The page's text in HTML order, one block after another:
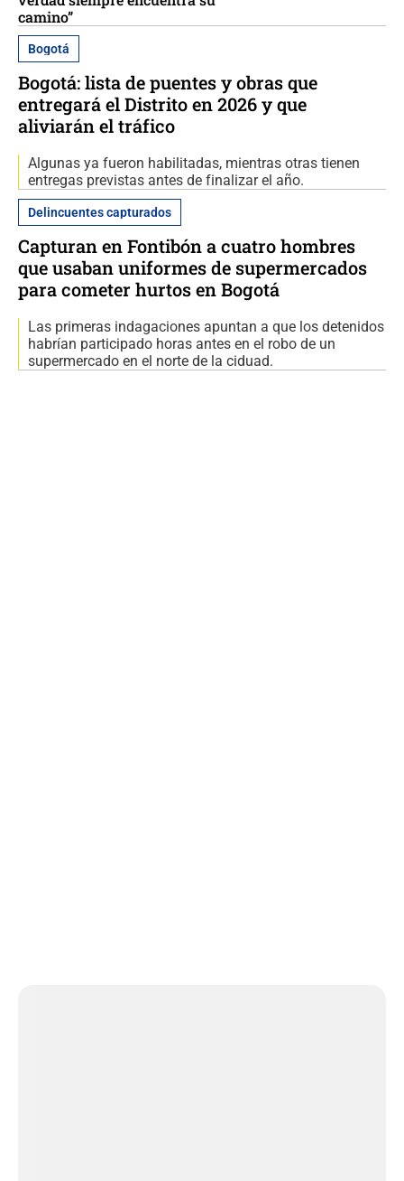
camino”
Bogotá
Bogotá: lista de puentes y obras que
entregará el Distrito en 2026 y que
aliviarán el tráfico
Algunas ya fueron habilitadas, mientras otras tienen
entregas previstas antes de finalizar el año.
Delincuentes capturados
Capturan en Fontibón a cuatro hombres
que usaban uniformes de supermercados
para cometer hurtos en Bogotá
Las primeras indagaciones apuntan a que los detenidos
habrían participado horas antes en el robo de un
supermercado en el norte de la ciduad.